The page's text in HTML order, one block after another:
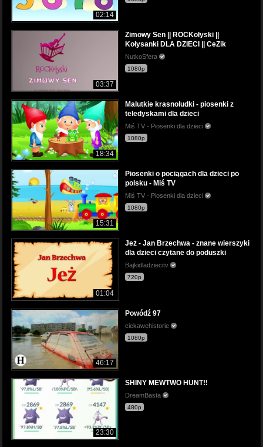
02:14
03:37
Zimowy Sen || ROCKołyski ||
Kołysanki DLA DZIECI || CeZik
NutkoSfera
1080p
18:34
Malutkie krasnoludki - piosenki z
teledyskami dla dzieci
Miś TV - Piosenki dla dzieci
1080p
15:31
Piosenki o pociągach dla dzieci po
polsku - Miś TV
Miś TV - Piosenki dla dzieci
1080p
01:04
Jeż - Jan Brzechwa - znane wierszyki
dla dzieci czytane do poduszki
Bajkidladziecitv
720p
46:17
Powódź 97
ciekawehistorie
1080p
23:30
SHINY MEWTWO HUNT!!
DreamBasta
480p